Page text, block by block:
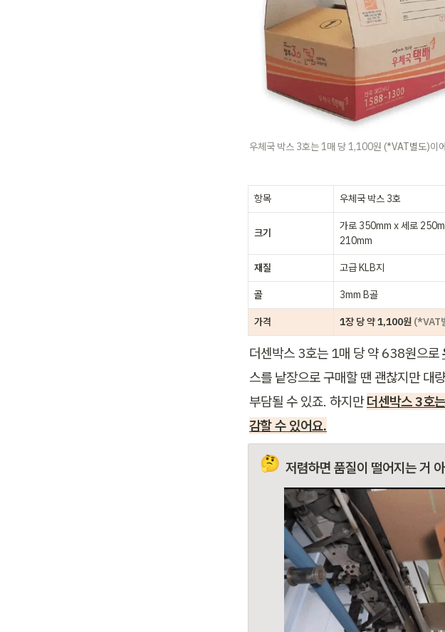
우체국 박스 3호는 1매 당 1,100원 (*VAT별도)이
항목 우체국 박스 3호
크기
가로 350mm x 세로
210mm
재질 고급 KLB지
골 3mm B골
가격 1장 당 약 1,100원 (*VAT
더센박스 3호는 1매 당 약 638원으로
스를 낱장으로 구매할 땐 괜찮지만 대
부담될 수 있죠. 하지만 더센박스 3호
감할 수 있어요.
🤔 저렴하면 품질이 떨어지는 거